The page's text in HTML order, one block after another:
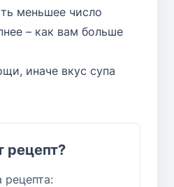
меньшее число
– как вам больше
иначе вкус супа
рецепт?
рецепта: